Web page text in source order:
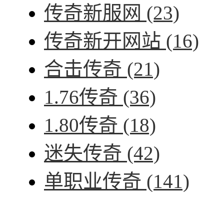
传奇新服网 (23)
传奇新开网站 (16)
合击传奇 (21)
1.76传奇 (36)
1.80传奇 (18)
迷失传奇 (42)
单职业传奇 (141)